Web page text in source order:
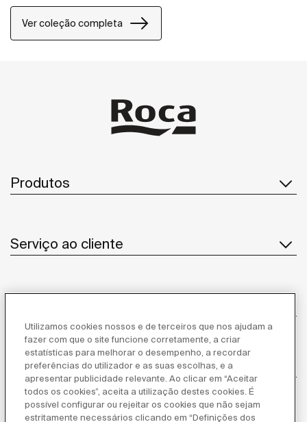
móveis e lavatórios podem ser combinados com
acabamentos correspondentes – cinza areia, onix ou
branco mate. As gavetas incluem no seu interior
Ver coleção completa
Produtos
Serviço ao cliente
Inspiração
Siga-nos
Utilizamos cookies nossos e de terceiros que nos ajudam a
fazer com que o site funcione corretamente, a criar
estatísticas para melhorar o desempenho, a recordar
preferências do utilizador e as suas escolhas, e a
apresentar publicidade relevante. Ao clicar em “Aceitar
todos os cookies”, aceita a utilização destes cookies. É
possível configurar ou rejeitar os cookies que não sejam
estritamente necessários clicando em “Definições dos